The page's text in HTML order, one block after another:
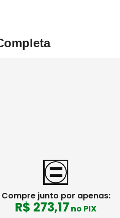
Compre junto por apenas:
R$ 273,17 no PIX